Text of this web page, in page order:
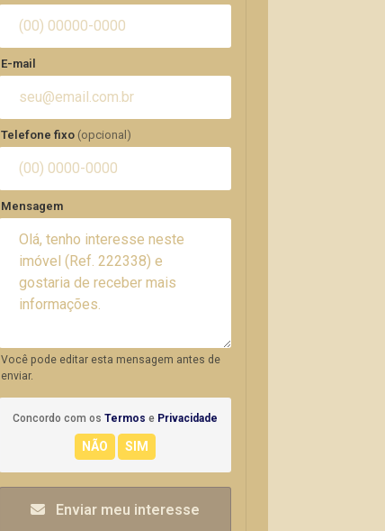
E-mail
Telefone fixo (opcional)
Mensagem
Você pode editar esta mensagem antes de
enviar.
Concordo com os Termos e Privacidade
Enviar meu interesse